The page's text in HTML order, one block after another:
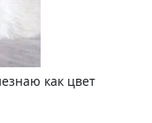
как цвет